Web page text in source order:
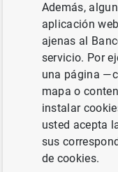
En la revisión anual
Banco Santander,
importancia
consolidada para
Bancos de
siglas inglés)
Financiera.
Además,
aplicación
ajenas al
servicio. Por
una página
mapa o
instalar
usted acepta
sus
de cookies.